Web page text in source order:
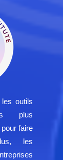
outils
plus
faire
les